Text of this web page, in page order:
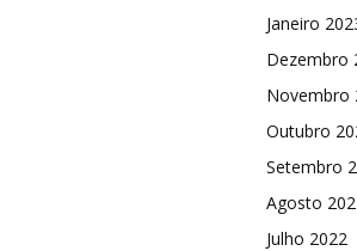
Janeiro
Dezembro
Novembro
Outubro
Setembro
Agosto
Julho 2022